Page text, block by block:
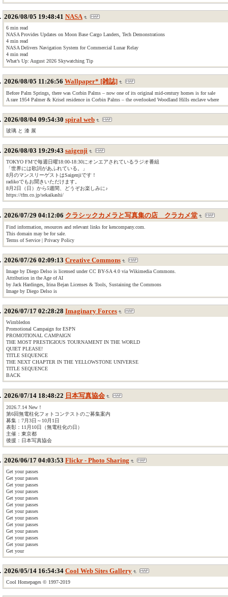
2026/08/05 19:48:41 NASA
6 min read
NASA Provides Updates on Moon Base Cargo Landers, Tech Demonstrations
4 min read
NASA Delivers Navigation System for Commercial Lunar Relay
4 min read
What’s Up: August 2026 Skywatching Tip
2026/08/05 11:26:56 Wallpaper* [雑誌]
Before Palm Springs, there was Corbin Palms – now one of its original mid-century homes is for sale
A rare 1954 Palmer & Krisel residence in Corbin Palms – the overlooked Woodland Hills enclave where
2026/08/04 09:54:30 spiral web
玻璃 と 漆 展
2026/08/03 19:29:43 saigenji
TOKYO FMで毎週日曜18:00-18:30にオンエアされているラジオ番組
「世界には歌詞があふれている。」
8月のマンスリーゲストはSaigenjiです！
radikoでもお聞きいただけます。
8月2日（日）から5週間、どうぞお楽しみに♪
https://tfm.co.jp/sekaikashi/
2026/07/29 04:12:06 クラシックカメラと写真集の店 クラカメ堂
Find information, resources and relevant links for kencompany.com.
This domain may be for sale.
Terms of Service | Privacy Policy
2026/07/26 02:09:13 Creative Commons
Image by Diego Delso is licensed under CC BY-SA 4.0 via Wikimedia Commons.
Attribution in the Age of AI
by Jack Hardinges, Irina Bejan Licenses & Tools, Sustaining the Commons
Image by Diego Delso is
2026/07/17 02:28:28 Imaginary Forces
Wimbledon
Promotional Campaign for ESPN
PROMOTIONAL CAMPAIGN
THE MOST PRESTIGIOUS TOURNAMENT IN THE WORLD
QUIET PLEASE!
TITLE SEQUENCE
THE NEXT CHAPTER IN THE YELLOWSTONE UNIVERSE
TITLE SEQUENCE
BACK
2026/07/14 18:48:22 日本写真協会
2026.7.14 New！
第6回無電柱化フォトコンテストのご募集案内
募集：7月3日～10月1日
表彰：11月10日（無電柱化の日）
主催：東京都
後援：日本写真協会
2026/06/17 04:03:53 Flickr - Photo Sharing
Get your passes
Get your passes
Get your passes
Get your passes
Get your passes
Get your passes
Get your passes
Get your passes
Get your passes
Get your passes
Get your passes
Get your passes
Get your
2026/05/14 16:54:34 Cool Web Sites Gallery
Cool Homepages © 1997-2019